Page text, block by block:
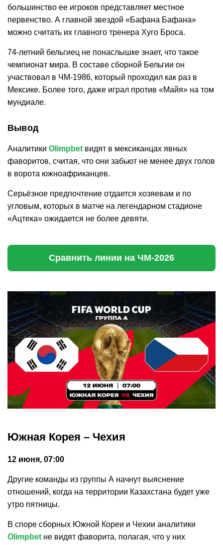
большинство ее игроков представляет местное
первенство. А главной звездой «Бафана Бафана»
можно считать их главного тренера Хуго Броса.
74-летний бельгиец не понаслышке знает, что такое
чемпионат мира. В составе сборной Бельгии он
участвовал в ЧМ-1986, который проходил как раз в
Мексике. Более того, даже играл против «Майя» на том
мундиале.
Вывод
Аналитики Olimpbet видят в мексиканцах явных
фаворитов, считая, что они забьют не менее двух голов
в ворота южноафриканцев.
Серьёзное предпочтение отдается хозяевам и по
угловым, которых в матче на легендарном стадионе
«Ацтека» ожидается не более девяти.
Сравнить линии на ЧМ-2026
Южная Корея – Чехия
12 июня, 07:00
Другие команды из группы А начнут выяснение
отношений, когда на территории Казахстана будет уже
утро пятницы.
В споре сборных Южной Кореи и Чехии аналитики
Olimpbet не видят фаворита, полагая, что у них